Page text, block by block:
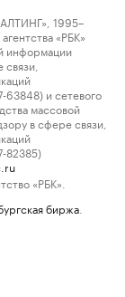
1995–
«РБК»
информации
и сетевого
массовой
в сфере связи,
82385)
«РБК».
биржа